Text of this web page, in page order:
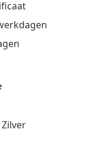
Zilver